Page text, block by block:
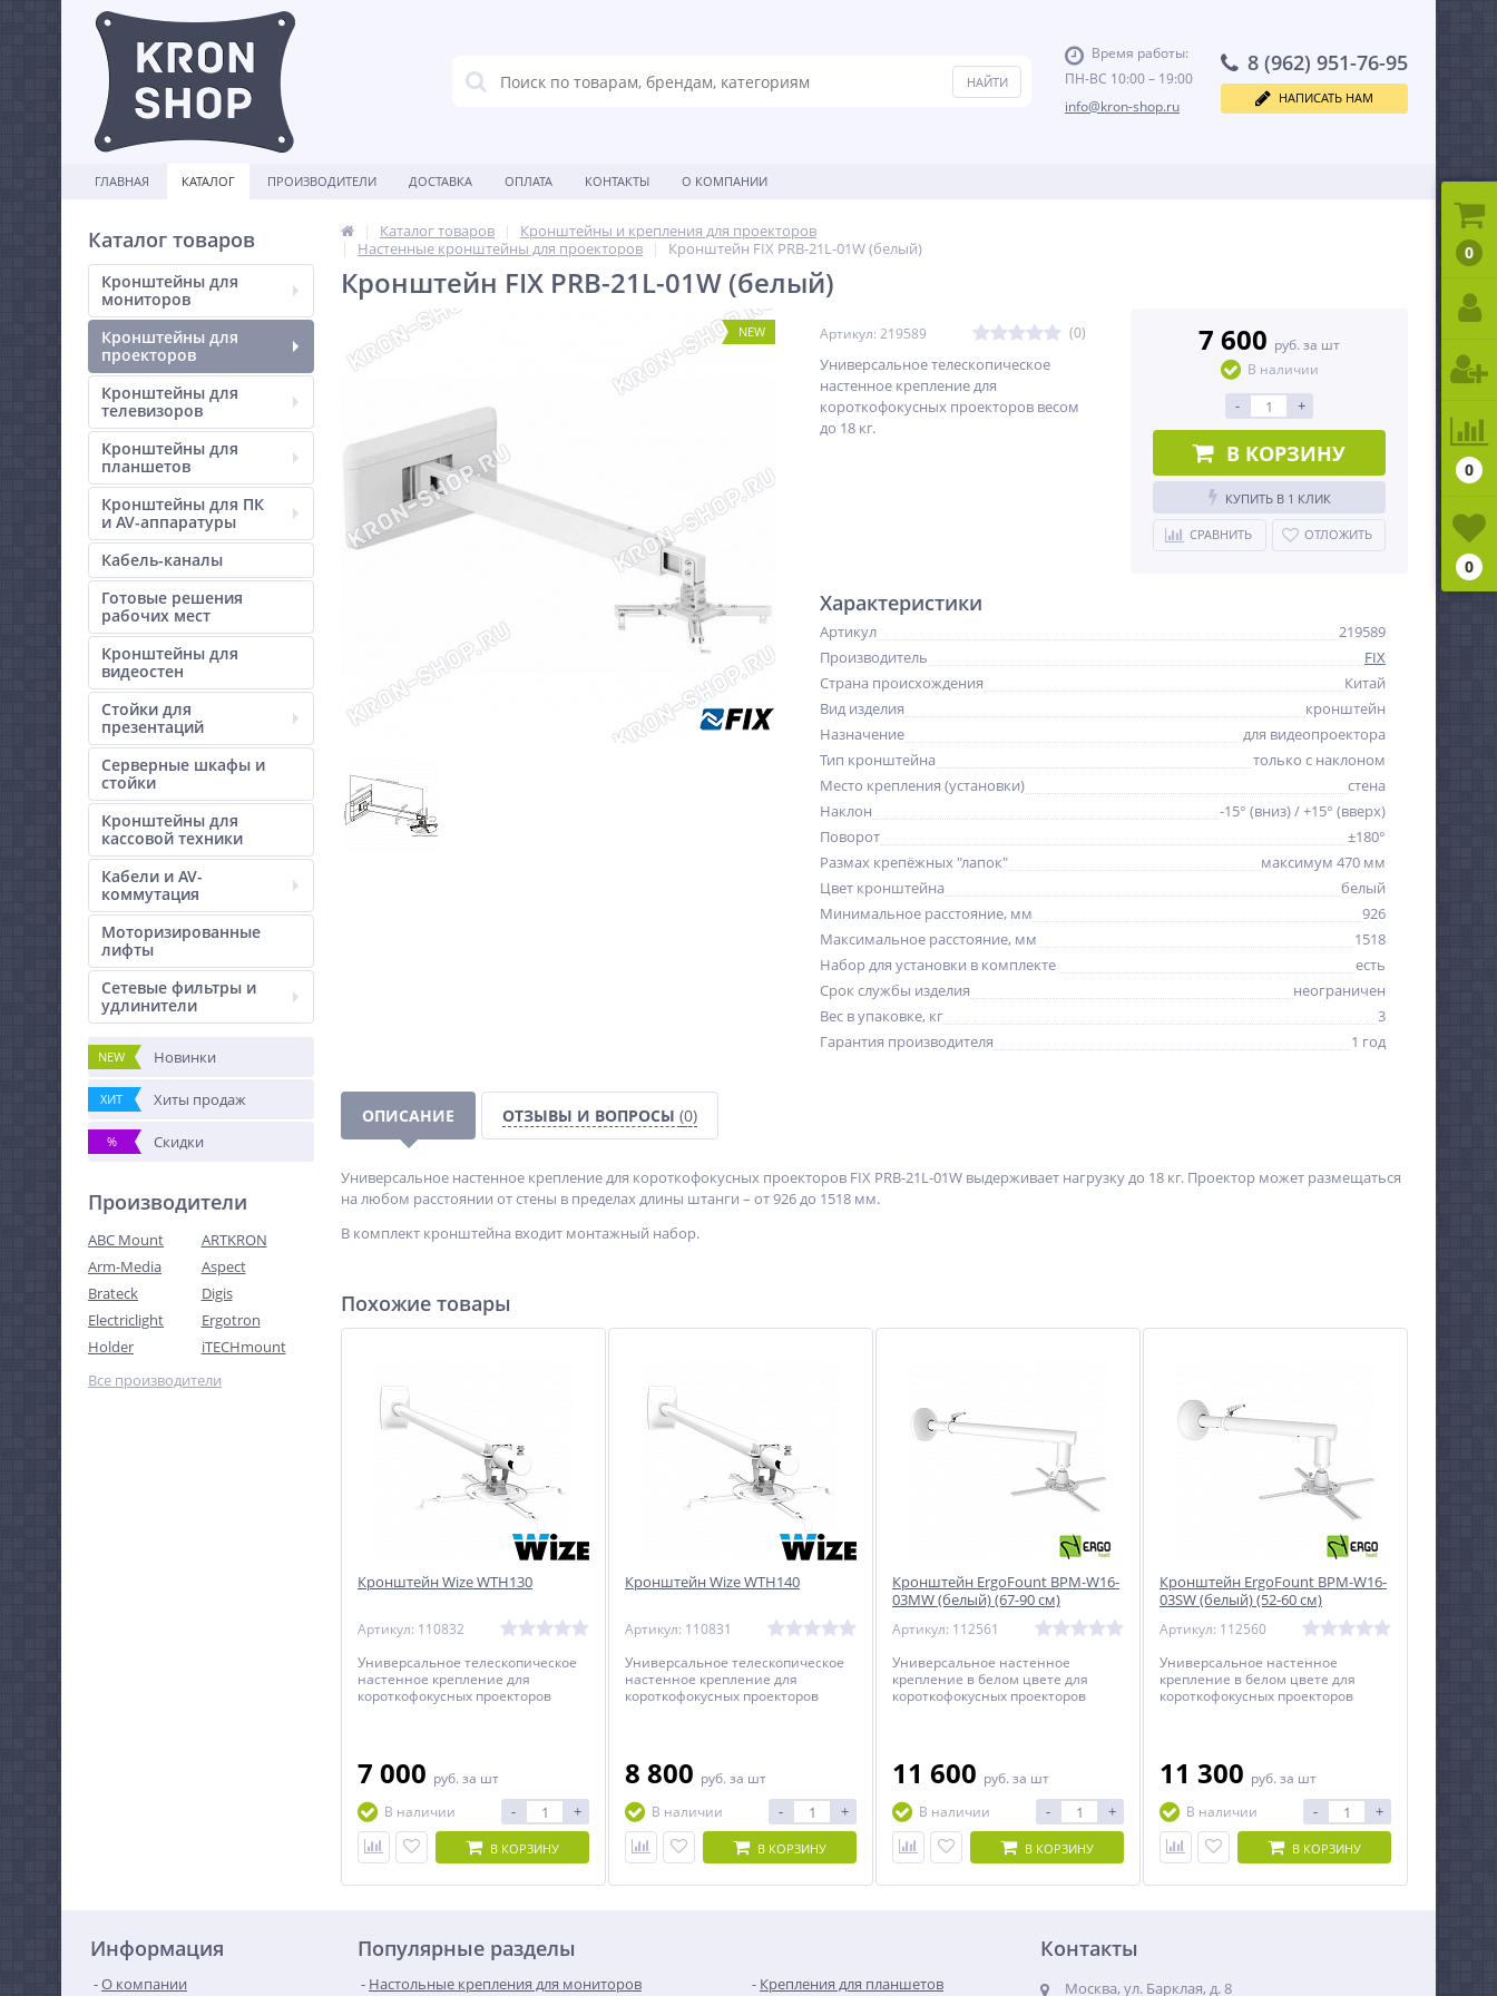
Время работы:
ПН-ВС 10:00 – 19:00
info@kron-shop.ru
8 (962) 951-76-95
НАПИСАТЬ НАМ
ГЛАВНАЯ КАТАЛОГ ПРОИЗВОДИТЕЛИ ДОСТАВКА ОПЛАТА КОНТАКТЫ О КОМПАНИИ
Каталог товаров
Кронштейны для
мониторов
Кронштейны для
проекторов
Кронштейны для
телевизоров
Кронштейны для
планшетов
Кронштейны для ПК
и AV-аппаратуры
Кабель-каналы
Готовые решения
рабочих мест
Кронштейны для
видеостен
Стойки для
презентаций
Серверные шкафы и
стойки
Кронштейны для
кассовой техники
Кабели и AV-
коммутация
Моторизированные
лифты
Сетевые фильтры и
удлинители
NEW Новинки
ХИТ Хиты продаж
% Скидки
Производители
ABC Mount
ARTKRON
Arm-Media
Aspect
Brateck
Digis
Electriclight
Ergotron
Holder
iTECHmount
Все производители
Каталог товаров
Кронштейны и крепления для проекторов
Настенные кронштейны для проекторов
Кронштейн FIX PRB-21L-01W (белый)
Кронштейн FIX PRB-21L-01W (белый)
NEW Артикул: 219589 (0)
Универсальное телескопическое
настенное крепление для
короткофокусных проекторов весом
до 18 кг.
7 600 руб. за шт
В наличии
- +
В КОРЗИНУ
КУПИТЬ В 1 КЛИК
СРАВНИТЬ ОТЛОЖИТЬ
Характеристики
Артикул
219589
Производитель
FIX
Страна происхождения
Китай
Вид изделия
кронштейн
Назначение
для видеопроектора
Тип кронштейна
только с наклоном
Место крепления (установки)
стена
Наклон
-15° (вниз) / +15° (вверх)
Поворот
±180°
Размах крепёжных "лапок"
максимум 470 мм
Цвет кронштейна
белый
Минимальное расстояние, мм
926
Максимальное расстояние, мм
1518
Набор для установки в комплекте
есть
Срок службы изделия
неограничен
Вес в упаковке, кг
3
Гарантия производителя
1 год
ОПИСАНИЕ ОТЗЫВЫ И ВОПРОСЫ (0)
Универсальное настенное крепление для короткофокусных проекторов FIX PRB-21L-01W выдерживает нагрузку до 18 кг. Проектор может размещаться
на любом расстоянии от стены в пределах длины штанги – от 926 до 1518 мм.
В комплект кронштейна входит монтажный набор.
Похожие товары
Кронштейн Wize WTH130
Артикул: 110832
Универсальное телескопическое
настенное крепление для
короткофокусных проекторов
7 000 руб. за шт
В наличии
- +
В КОРЗИНУ
Кронштейн Wize WTH140
Артикул: 110831
Универсальное телескопическое
настенное крепление для
короткофокусных проекторов
8 800 руб. за шт
В наличии
- +
В КОРЗИНУ
Кронштейн ErgoFount BPM-W16-
03MW (белый) (67-90 см)
Артикул: 112561
Универсальное настенное
крепление в белом цвете для
короткофокусных проекторов
11 600 руб. за шт
В наличии
- +
В КОРЗИНУ
Кронштейн ErgoFount BPM-W16-
03SW (белый) (52-60 см)
Артикул: 112560
Универсальное настенное
крепление в белом цвете для
короткофокусных проекторов
11 300 руб. за шт
В наличии
- +
В КОРЗИНУ
Информация
О компании
Популярные разделы
Настольные крепления для мониторов Крепления для планшетов
Контакты
Москва, ул. Барклая, д. 8
0
0
0